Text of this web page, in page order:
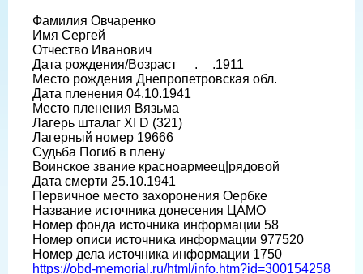
Фамилия Овчаренко
Имя Сергей
Отчество Иванович
Дата рождения/Возраст __.__.1911
Место рождения Днепропетровская обл.
Дата пленения 04.10.1941
Место пленения Вязьма
Лагерь шталаг XI D (321)
Лагерный номер 19666
Судьба Погиб в плену
Воинское звание красноармеец|рядовой
Дата смерти 25.10.1941
Первичное место захоронения Оербке
Название источника донесения ЦАМО
Номер фонда источника информации 58
Номер описи источника информации 977520
Номер дела источника информации 1750
https://obd-memorial.ru/html/info.htm?id=300154258